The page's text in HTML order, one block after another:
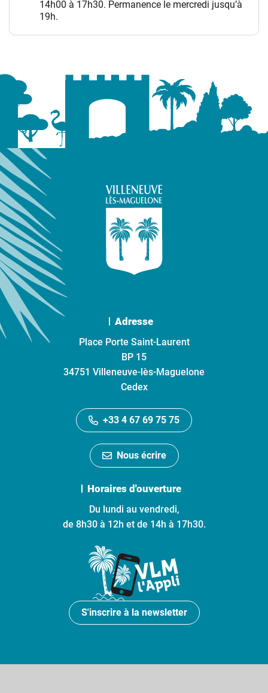
14h00 à 17h30. Permanence le mercredi jusqu’à
19h.
Adresse
Place Porte Saint-Laurent
BP 15
34751 Villeneuve-lès-Maguelone
Cedex
+33 4 67 69 75 75
Nous écrire
Horaires d'ouverture
Du lundi au vendredi,
de 8h30 à 12h et de 14h à 17h30.
S'inscrire à la newsletter